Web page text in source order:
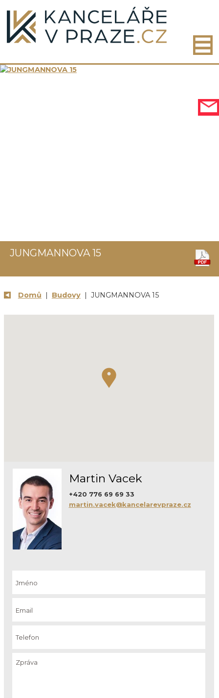
JUNGMANNOVA 15
Domů | Budovy| JUNGMANNOVA 15
Martin Vacek
+420 776 69 69 33
martin.vacek@kancelarevpraze.cz